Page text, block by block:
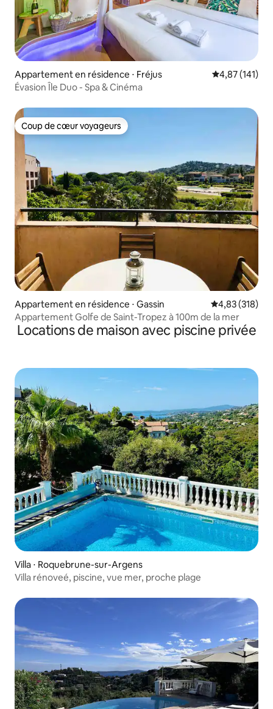
Appartement en résidence ⋅ Fréjus Évaluation
4,87 (141)
Évasion Île Duo - Spa & Cinéma
Coup de cœur voyageurs
Coup de cœur voyageurs
Appartement en résidence ⋅ Gassin Évaluation
4,83 (318)
Appartement Golfe de Saint-Tropez à 100m de la mer
Locations de maison avec piscine privée
Villa ⋅ Roquebrune-sur-Argens
Villa rénoveé, piscine, vue mer, proche plage